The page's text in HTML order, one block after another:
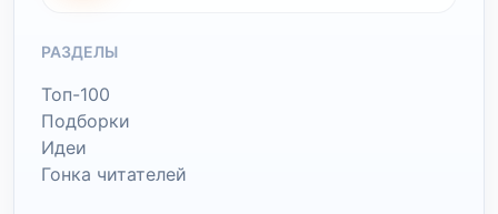
РАЗДЕЛЫ
Топ-100
Подборки
Идеи
Гонка читателей